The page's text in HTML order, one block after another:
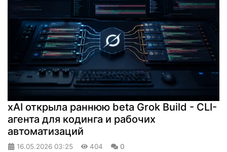
xAI открыла раннюю beta Grok Build - CLI-
агента для кодинга и рабочих
автоматизаций
16.05.2026 03:25 404 0